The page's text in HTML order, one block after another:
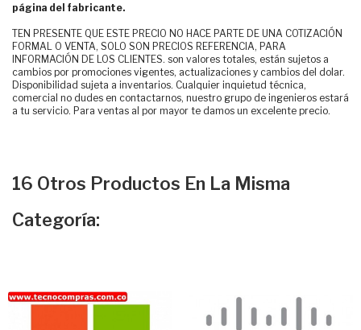
página del fabricante.
TEN PRESENTE QUE ESTE PRECIO NO HACE PARTE DE UNA COTIZACIÓN
FORMAL O VENTA, SOLO SON PRECIOS REFERENCIA, PARA
INFORMACIÓN DE LOS CLIENTES. son valores totales, están sujetos a
cambios por promociones vigentes, actualizaciones y cambios del dolar.
Disponibilidad sujeta a inventarios. Cualquier inquietud técnica,
comercial no dudes en contactarnos, nuestro grupo de ingenieros estará
a tu servicio. Para ventas al por mayor te damos un excelente precio.
16 Otros Productos En La Misma
Categoría: